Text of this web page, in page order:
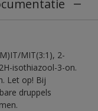
MIT(3:1), 2-
isothiazool-3-on.
Let op! Bij
druppels